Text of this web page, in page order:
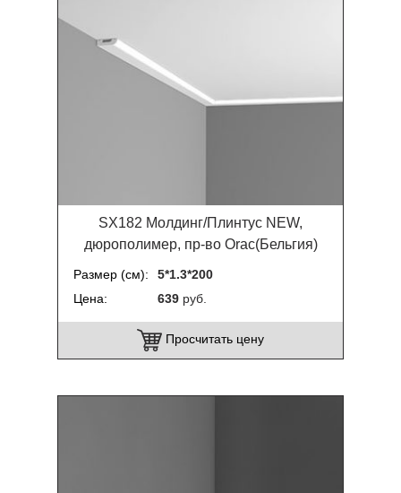
SX182 Молдинг/Плинтус NEW,
дюрополимер, пр-во Orac(Бельгия)
Размер (см)
5*1.3*200
Цена
639 руб.
Просчитать цену